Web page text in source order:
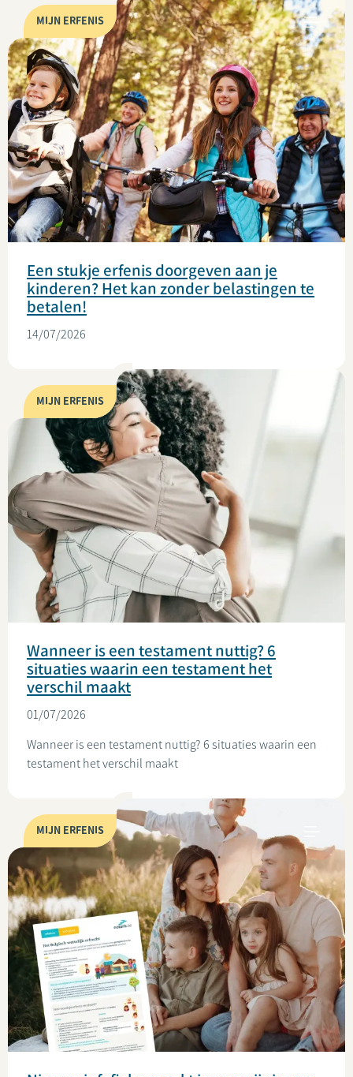
MIJN ERFENIS
Een stukje erfenis doorgeven aan je
kinderen? Het kan zonder belastingen te
betalen!
14/07/2026
MIJN ERFENIS
Wanneer is een testament nuttig? 6
situaties waarin een testament het
verschil maakt
01/07/2026
Wanneer is een testament nuttig? 6 situaties waarin een
testament het verschil maakt
MIJN ERFENIS